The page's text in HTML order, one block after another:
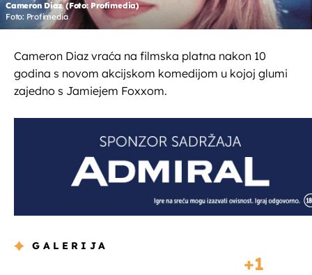
Cameron Diaz (Foto: Profimedia)
Foto: Profimedia
Cameron Diaz vraća na filmska platna nakon 10
godina s novom akcijskom komedijom u kojoj glumi
zajedno s Jamiejem Foxxom.
GALERIJA
1